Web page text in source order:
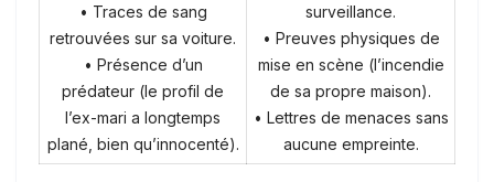
• Traces de sang
retrouvées sur sa voiture.
• Présence d’un
prédateur (le profil de
l’ex-mari a longtemps
plané, bien qu’innocenté).
surveillance.
• Preuves physiques de
mise en scène (l’incendie
de sa propre maison).
• Lettres de menaces sans
aucune empreinte.